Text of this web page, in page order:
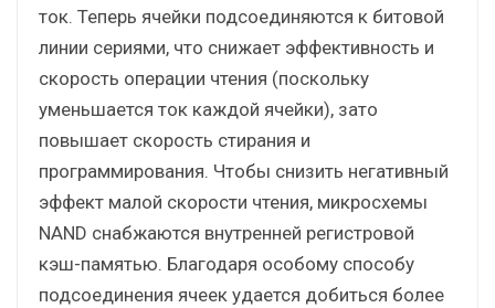
ток. Теперь ячейки подсоединяются к битовой
линии сериями, что снижает эффективность и
скорость операции чтения (поскольку
уменьшается ток каждой ячейки), зато
повышает скорость стирания и
программирования. Чтобы снизить негативный
эффект малой скорости чтения, микросхемы
NAND снабжаются внутренней регистровой
кэш-памятью. Благодаря особому способу
подсоединения ячеек удается добиться более